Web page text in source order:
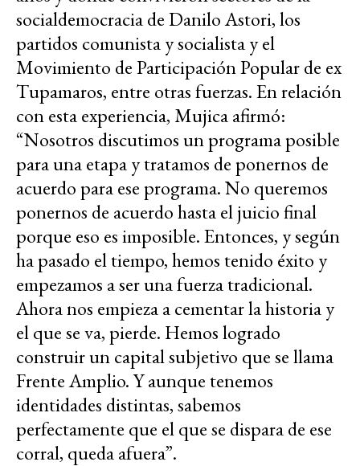
socialdemocracia de Danilo Astori, los
partidos comunista y socialista y el
Movimiento de Participación Popular de ex
Tupamaros, entre otras fuerzas. En relación
con esta experiencia, Mujica afirmó:
“Nosotros discutimos un programa posible
para una etapa y tratamos de ponernos de
acuerdo para ese programa. No queremos
ponernos de acuerdo hasta el juicio final
porque eso es imposible. Entonces, y según
ha pasado el tiempo, hemos tenido éxito y
empezamos a ser una fuerza tradicional.
Ahora nos empieza a cementar la historia y
el que se va, pierde. Hemos logrado
construir un capital subjetivo que se llama
Frente Amplio. Y aunque tenemos
identidades distintas, sabemos
perfectamente que el que se dispara de ese
corral, queda afuera”.